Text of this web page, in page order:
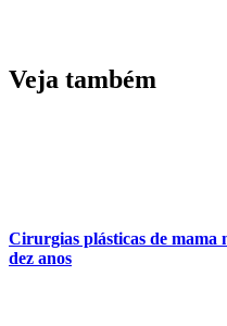
Veja também
Cirurgias plásticas de mama
dez anos